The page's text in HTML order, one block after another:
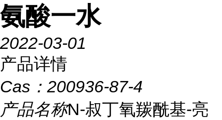
氨酸一水
2022-03-01
产品详情
Cas： 200936-87-4
产品名称N-叔丁氧羰酰基-亮